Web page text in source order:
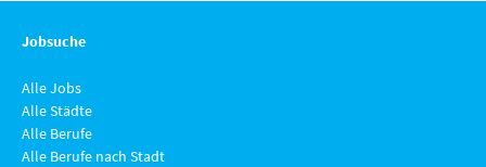
Jobsuche
Alle Jobs
Alle Städte
Alle Berufe
Alle Berufe nach Stadt